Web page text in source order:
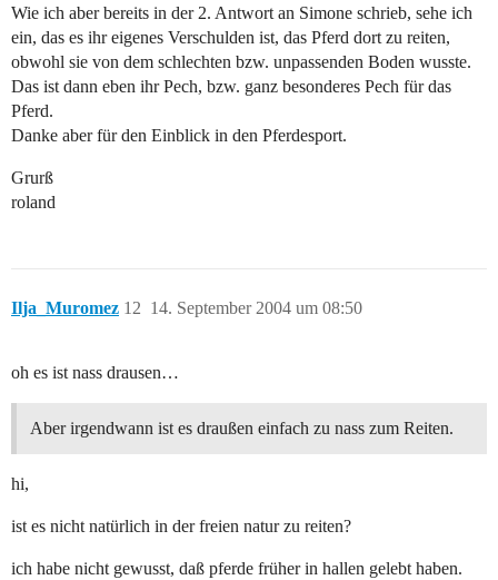
Wie ich aber bereits in der 2. Antwort an Simone schrieb, sehe ich
ein, das es ihr eigenes Verschulden ist, das Pferd dort zu reiten,
obwohl sie von dem schlechten bzw. unpassenden Boden wusste.
Das ist dann eben ihr Pech, bzw. ganz besonderes Pech für das
Pferd.
Danke aber für den Einblick in den Pferdesport.
Grurß
roland
Ilja_Muromez 14. September 2004 um 08:50
12
oh es ist nass drausen…
Aber irgendwann ist es draußen einfach zu nass zum Reiten.
hi,
ist es nicht natürlich in der freien natur zu reiten?
ich habe nicht gewusst, daß pferde früher in hallen gelebt haben.